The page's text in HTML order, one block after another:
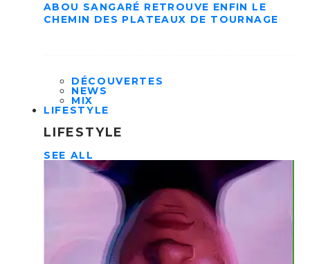
ABOU SANGARÉ RETROUVE ENFIN LE
CHEMIN DES PLATEAUX DE TOURNAGE
DÉCOUVERTES
NEWS
MIX
LIFESTYLE
LIFESTYLE
SEE ALL